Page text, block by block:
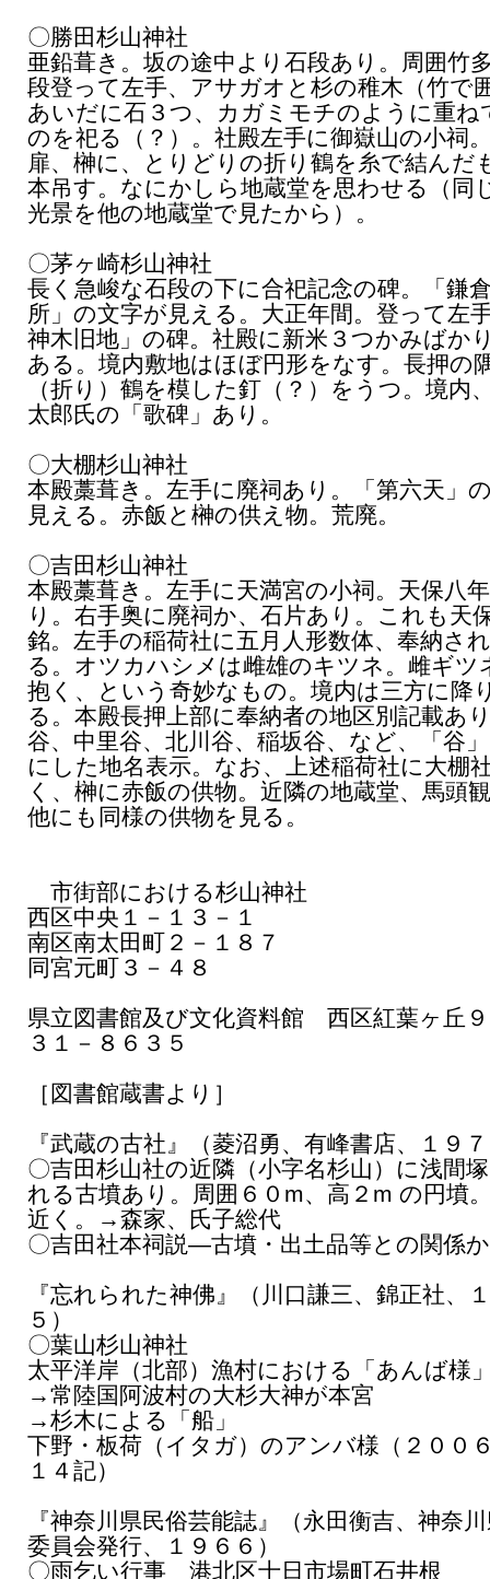
〇勝田杉山神社
亜鉛葺き。坂の途中より石段あり。周囲竹
段登って左手、アサガオと杉の稚木（竹で
あいだに石３つ、カガミモチのように重ね
のを祀る（？）。社殿左手に御嶽山の小祠
扉、榊に、とりどりの折り鶴を糸で結んだ
本吊す。なにかしら地蔵堂を思わせる（同
光景を他の地蔵堂で見たから）。
〇茅ヶ崎杉山神社
長く急峻な石段の下に合祀記念の碑。「鎌
所」の文字が見える。大正年間。登って左
神木旧地」の碑。社殿に新米３つかみばか
ある。境内敷地はほぼ円形をなす。長押の
（折り）鶴を模した釘（？）をうつ。境内
太郎氏の「歌碑」あり。
〇大棚杉山神社
本殿藁葺き。左手に廃祠あり。「第六天」
見える。赤飯と榊の供え物。荒廃。
〇吉田杉山神社
本殿藁葺き。左手に天満宮の小祠。天保八
り。右手奥に廃祠か、石片あり。これも天
銘。左手の稲荷社に五月人形数体、奉納さ
る。オツカハシメは雌雄のキツネ。雌ギツ
抱く、という奇妙なもの。境内は三方に降
る。本殿長押上部に奉納者の地区別記載あ
谷、中里谷、北川谷、稲坂谷、など、「谷
にした地名表示。なお、上述稲荷社に大棚
く、榊に赤飯の供物。近隣の地蔵堂、馬頭
他にも同様の供物を見る。
市街部における杉山神社
西区中央１－１３－１
南区南太田町２－１８７
同宮元町３－４８
県立図書館及び文化資料館 西区紅葉ヶ丘
３１－８６３５
［図書館蔵書より］
『武蔵の古社』（菱沼勇、有峰書店、１９
〇吉田杉山社の近隣（小字名杉山）に浅間
れる古墳あり。周囲６０m、高２m の円墳
近く。→森家、氏子総代
〇吉田社本祠説―古墳・出土品等との関係
『忘れられた神佛』（川口謙三、錦正社、
５）
〇葉山杉山神社
太平洋岸（北部）漁村における「あんば様
→常陸国阿波村の大杉大神が本宮
→杉木による「船」
下野・板荷（イタガ）のアンバ様（２００
１４記）
『神奈川県民俗芸能誌』（永田衡吉、神奈
委員会発行、１９６６）
〇雨乞い行事 港北区十日市場町石井根